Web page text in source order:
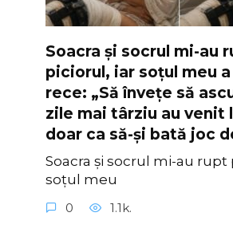
Soacra și socrul mi-au
piciorul, iar soțul meu
rece: „Să învețe să
zile mai târziu au venit
doar ca să-și bată joc
Soacra și socrul mi-au rupt
soțul meu
0 1.1k.